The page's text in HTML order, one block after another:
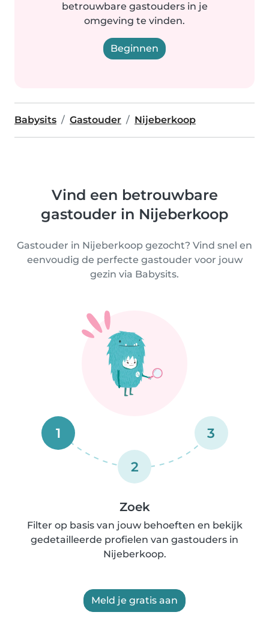
betrouwbare gastouders in je
omgeving te vinden.
Beginnen
Babysits Gastouder Nijeberkoop
Vind een betrouwbare
gastouder in Nijeberkoop
Gastouder in Nijeberkoop gezocht? Vind snel en
eenvoudig de perfecte gastouder voor jouw
gezin via Babysits.
1
2
3
Zoek
Filter op basis van jouw behoeften en bekijk
gedetailleerde profielen van gastouders in
Nijeberkoop.
Meld je gratis aan